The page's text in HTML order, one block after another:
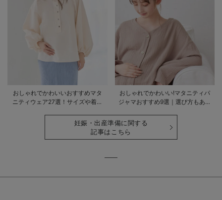
おしゃれでかわいいおすすめマタ
ニティウェア27選！サイズや着る
おしゃれでかわいい!マタニティパ
ジャマおすすめ9選｜選び方もあわ
妊娠・出産準備に関する
記事はこちら